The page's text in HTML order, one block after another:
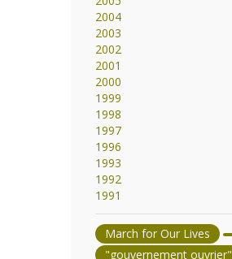
2004
2003
2002
2001
2000
1999
1998
1997
1996
1993
1992
1991
March for Our Lives
"gouvernement ouvrier"